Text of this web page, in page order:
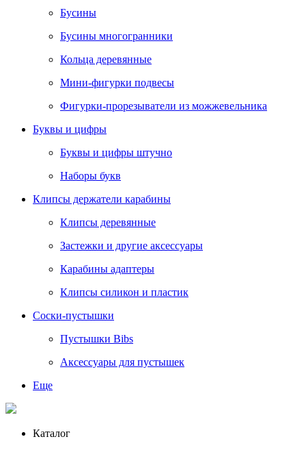
Бусины
Бусины многогранники
Кольца деревянные
Мини-фигурки подвесы
Фигурки-прорезыватели из можжевельника
Буквы и цифры
Буквы и цифры штучно
Наборы букв
Клипсы держатели карабины
Клипсы деревянные
Застежки и другие аксессуары
Карабины адаптеры
Клипсы силикон и пластик
Соски-пустышки
Пустышки Bibs
Аксессуары для пустышек
Еще
Каталог